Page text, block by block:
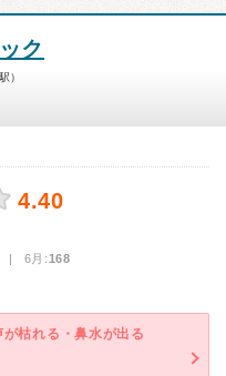
ク
）
4.40
| 6月:168
枯れる・鼻水が出る